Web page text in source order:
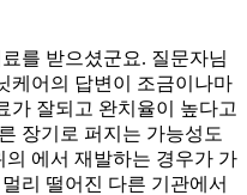
를 받으셨군요. 질문자님
케어의 답변이 조금이나마
가 잘되고 완치율이 높다고
장기로 퍼지는 가능성도
에서 재발하는 경우가 가
리 떨어진 다른 기관에서